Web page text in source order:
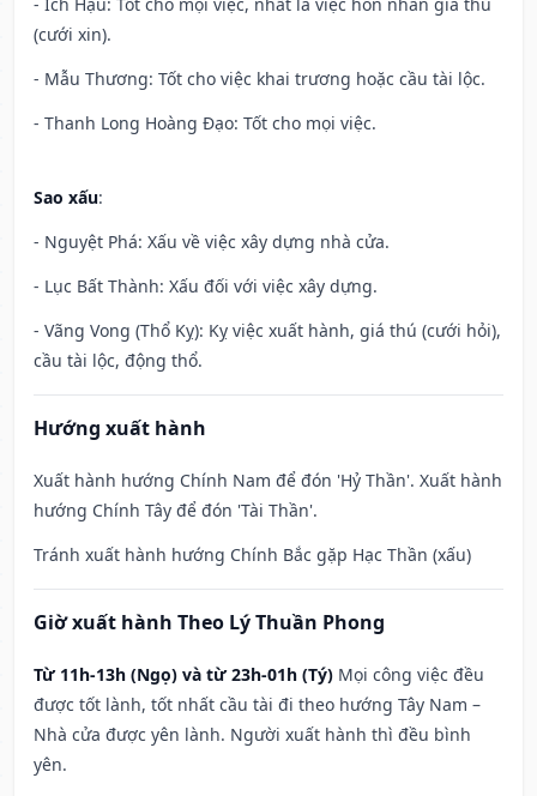
(cưới xin).
- Mẫu Thương: Tốt cho việc khai trương hoặc cầu tài lộc.
- Thanh Long Hoàng Đạo: Tốt cho mọi việc.
Sao xấu:
- Nguyệt Phá: Xấu về việc xây dựng nhà cửa.
- Lục Bất Thành: Xấu đối với việc xây dựng.
- Vãng Vong (Thổ Kỵ): Kỵ việc xuất hành, giá thú (cưới hỏi),
cầu tài lộc, động thổ.
Hướng xuất hành
Xuất hành hướng Chính Nam để đón 'Hỷ Thần'. Xuất hành
hướng Chính Tây để đón 'Tài Thần'.
Tránh xuất hành hướng Chính Bắc gặp Hạc Thần (xấu)
Giờ xuất hành Theo Lý Thuần Phong
Từ 11h-13h (Ngọ) và từ 23h-01h (Tý) Mọi công việc đều
được tốt lành, tốt nhất cầu tài đi theo hướng Tây Nam –
Nhà cửa được yên lành. Người xuất hành thì đều bình
yên.